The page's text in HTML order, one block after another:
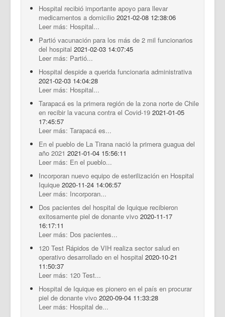
Hospital recibió importante apoyo para llevar
medicamentos a domicilio 2021-02-08 12:38:06
Leer más: Hospital...
Partió vacunación para los más de 2 mil funcionarios
del hospital 2021-02-03 14:07:45
Leer más: Partió...
Hospital despide a querida funcionaria administrativa
2021-02-03 14:04:28
Leer más: Hospital...
Tarapacá es la primera región de la zona norte de Chile
en recibir la vacuna contra el Covid-19 2021-01-05
17:45:57
Leer más: Tarapacá es...
En el pueblo de La Tirana nació la primera guagua del
año 2021 2021-01-04 15:56:11
Leer más: En el pueblo...
Incorporan nuevo equipo de esterilización en Hospital
Iquique 2020-11-24 14:06:57
Leer más: Incorporan...
Dos pacientes del hospital de Iquique recibieron
exitosamente piel de donante vivo 2020-11-17
16:17:11
Leer más: Dos pacientes...
120 Test Rápidos de VIH realiza sector salud en
operativo desarrollado en el hospital 2020-10-21
11:50:37
Leer más: 120 Test...
Hospital de Iquique es pionero en el país en procurar
piel de donante vivo 2020-09-04 11:33:28
Leer más: Hospital de...